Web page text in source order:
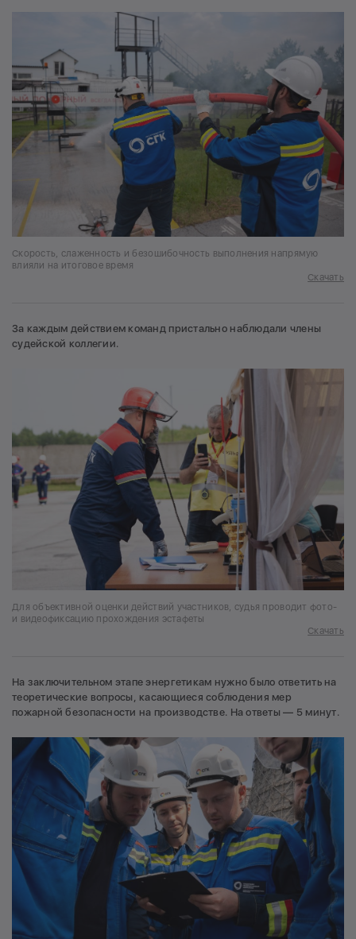
Скорость, слаженность и безошибочность выполнения напрямую
влияли на итоговое время
Скачать
За каждым действием команд пристально наблюдали члены
судейской коллегии.
Для объективной оценки действий участников, судья проводит фото-
и видеофиксацию прохождения эстафеты
Скачать
На заключительном этапе энергетикам нужно было ответить на
теоретические вопросы, касающиеся соблюдения мер
пожарной безопасности на производстве. На ответы — 5 минут.